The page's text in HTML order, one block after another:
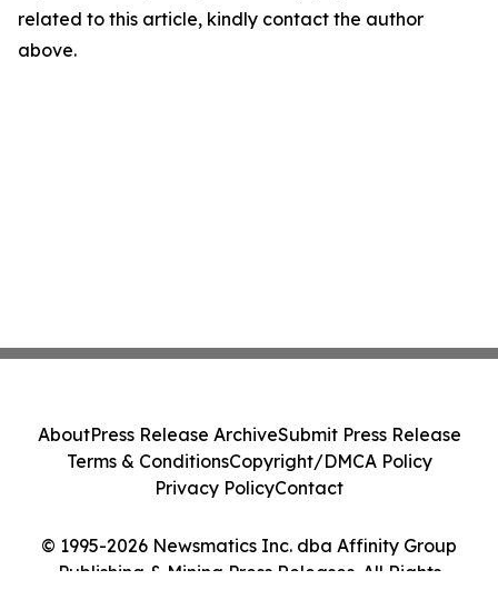
related to this article, kindly contact the author
above.
© 1995-2026 Newsmatics Inc. dba Affinity Group
Publishing & Mining Press Releases. All Rights
AboutPress Release ArchiveSubmit Press Release
Terms & ConditionsCopyright/DMCA Policy
Privacy PolicyContact